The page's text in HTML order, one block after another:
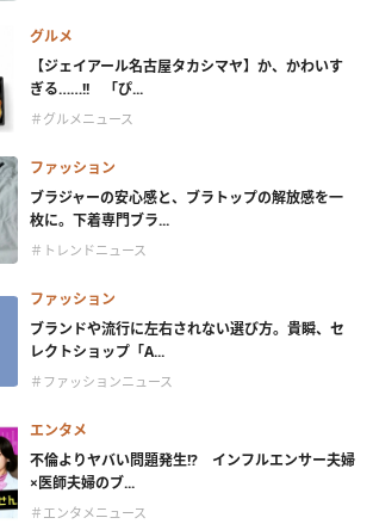
グルメ
【ジェイアール名古屋タカシマヤ】か、かわいす
ぎる……!! 「ぴ...
＃グルメニュース
ファッション
ブラジャーの安心感と、ブラトップの解放感を一
枚に。下着専門ブラ...
＃トレンドニュース
ファッション
ブランドや流行に左右されない選び方。貴瞬、セ
レクトショップ「A...
＃ファッションニュース
エンタメ
不倫よりヤバい問題発生!? インフルエンサー夫婦
×医師夫婦のブ...
＃エンタメニュース